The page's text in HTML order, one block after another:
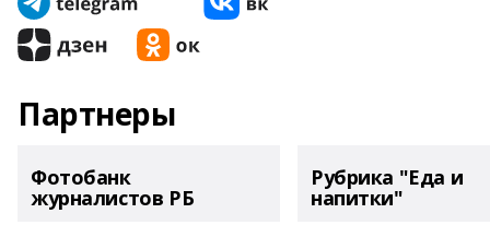
Партнеры
Фотобанк
журналистов РБ
Рубрика "Еда и
напитки"